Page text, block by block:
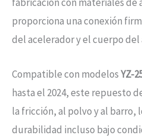
proporciona una conexión
del acelerador y el cuerpo del
Compatible con modelosYZ-
hasta el 2024, este repuesto
la fricción, al polvo y al barro,
durabilidad incluso bajo